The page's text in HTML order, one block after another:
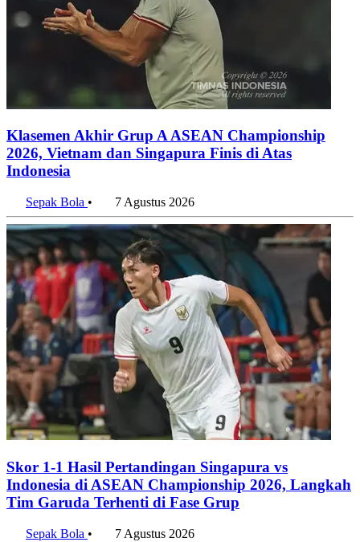
Klasemen Akhir Grup A ASEAN Championship
2026, Vietnam dan Singapura Finis di Atas
Indonesia
Sepak Bola • 7 Agustus 2026
Skor 1-1 Hasil Pertandingan Singapura vs
Indonesia di ASEAN Championship 2026, Langkah
Tim Garuda Terhenti di Fase Grup
Sepak Bola • 7 Agustus 2026